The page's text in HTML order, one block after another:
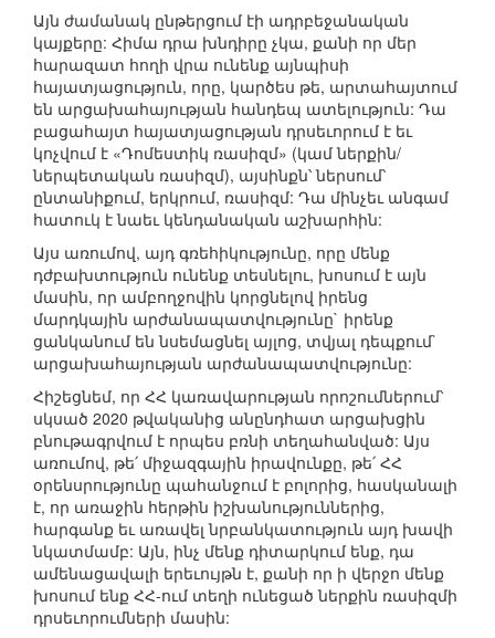
Այն ժամանակ ընթերցում էի ադրբեջանական
կայքերը: Հիմա դրա խնդիրը չկա, քանի որ մեր
հարազատ հողի վրա ունենք այնպիսի
հայատյացություն, որը, կարծես թե, արտահայտում
են արցախահայության հանդեպ ատելություն: Դա
բացահայտ հայատյացության դրսեւորում է եւ
կոչվում է «Դոմեստիկ ռասիզմ» (կամ ներքին/
ներպետական ռասիզմ), այսինքն՝ ներսում՝
ընտանիքում, երկրում, ռասիզմ: Դա մինչեւ անգամ
հատուկ է նաեւ կենդանական աշխարհին:
Այս առումով, այդ գռեհիկությունը, որը մենք
դժբախտություն ունենք տեսնելու, խոսում է այն
մասին, որ ամբողջովին կորցնելով իրենց
մարդկային արժանապատվությունը` իրենք
ցանկանում են նսեմացնել այլոց, տվյալ դեպքում`
արցախահայության արժանապատվությունը:
Հիշեցնեմ, որ ՀՀ կառավարության որոշումներում՝
սկսած 2020 թվականից անընդհատ արցախցին
բնութագրվում է որպես բռնի տեղահանված: Այս
առումով, թե՛ միջազգային իրավունքը, թե՛ ՀՀ
օրենսրությունը պահանջում է բոլորից, հասկանալի
է, որ առաջին հերթին իշխանություններից,
հարգանք եւ առավել նրբանկատություն այդ խավի
նկատմամբ: Այն, ինչ մենք դիտարկում ենք, դա
ամենացավալի երեւույթն է, քանի որ ի վերջո մենք
խոսում ենք ՀՀ-ում տեղի ունեցած ներքին ռասիզմի
դրսեւորումների մասին: